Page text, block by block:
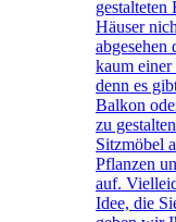
gestalteten
Häuser
abgesehen
kaum
denn es
Balkon
zu
Sitzmöbel
Pflanzen
auf.
Idee, die